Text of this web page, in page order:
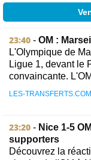
23:40 - OM :
L'Olympique de
Ligue 1, devant le
convaincante.
LES-TRANSFERTS.COM
23:20 - Nice 1-5
supporters
Découvrez la